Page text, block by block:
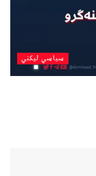
سیاسي لیکني